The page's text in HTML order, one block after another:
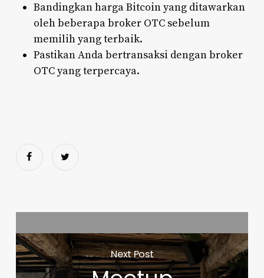
Bandingkan harga Bitcoin yang ditawarkan
oleh beberapa broker OTC sebelum
memilih yang terbaik.
Pastikan Anda bertransaksi dengan broker
OTC yang terpercaya.
Next Post